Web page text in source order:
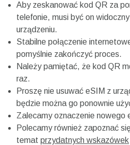
Aby zeskanować kod QR za
telefonie, musi być on
urządzeniu.
Stabilne połączenie
pomyślnie zakończyć proces.
Należy pamiętać, że kod QR
raz.
Proszę nie usuwać eSIM z
będzie można go ponownie
Zalecamy oznaczenie nowego
Polecamy również zapoznać
temat przydatnych wskazówek